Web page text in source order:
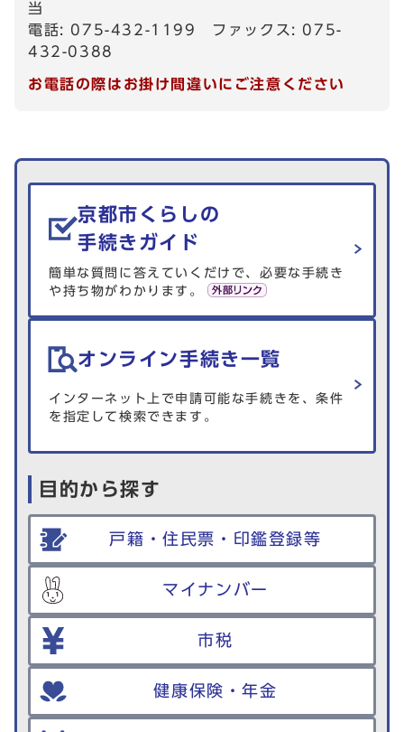
当
電話: 075-432-1199 ファックス: 075-
432-0388
お電話の際はお掛け間違いにご注意ください
生活情報を探す
京都市くらしの
手続きガイド
簡単な質問に答えていくだけで、必要な手続き
や持ち物がわかります。
オンライン手続き一覧
インターネット上で申請可能な手続きを、条件
を指定して検索できます。
目的から探す
戸籍・住民票・印鑑登録等
マイナンバー
市税
健康保険・年金